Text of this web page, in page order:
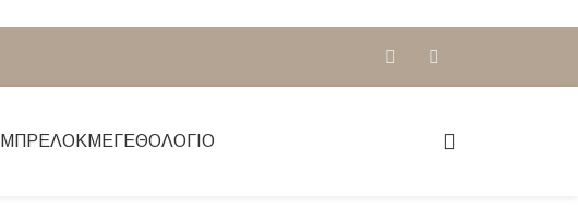
ΜΠΡΕΛΌΚ ΜΕΓΕΘΟΛΌΓΙΟ